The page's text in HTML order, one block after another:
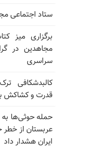
ستاد اجتماعی
برگزاری میز
مجاهدین در
سراسری
کالبدشکافی
قدرت و کشاکش
عربستان از
ایران هشدار داد